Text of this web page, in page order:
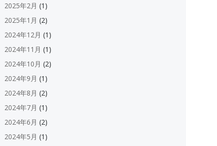
2025年2月 (1)
2025年1月 (2)
2024年12月 (1)
2024年11月 (1)
2024年10月 (2)
2024年9月 (1)
2024年8月 (2)
2024年7月 (1)
2024年6月 (2)
2024年5月 (1)